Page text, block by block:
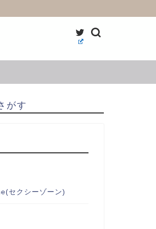
がす
セクシーゾーン)